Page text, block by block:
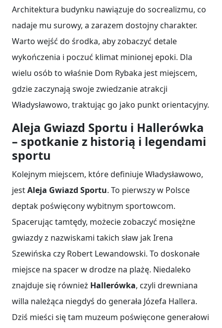
Architektura budynku nawiązuje do socrealizmu, co
nadaje mu surowy, a zarazem dostojny charakter.
Warto wejść do środka, aby zobaczyć detale
wykończenia i poczuć klimat minionej epoki. Dla
wielu osób to właśnie Dom Rybaka jest miejscem,
gdzie zaczynają swoje zwiedzanie atrakcji
Władysławowo, traktując go jako punkt orientacyjny.
Aleja Gwiazd Sportu i Hallerówka
– spotkanie z historią i legendami
sportu
Kolejnym miejscem, które definiuje Władysławowo,
jestAleja Gwiazd Sportu. To pierwszy w Polsce
deptak poświęcony wybitnym sportowcom.
Spacerując tamtędy, możecie zobaczyć mosiężne
gwiazdy z nazwiskami takich sław jak Irena
Szewińska czy Robert Lewandowski. To doskonałe
miejsce na spacer w drodze na plażę. Niedaleko
znajduje się również Hallerówka, czyli drewniana
willa należąca niegdyś do generała Józefa Hallera.
Dziś mieści się tam muzeum poświęcone generałowi